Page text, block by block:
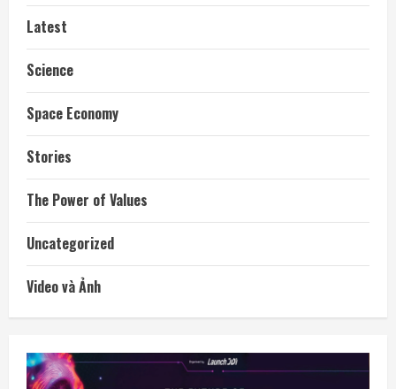
Latest
Science
Space Economy
Stories
The Power of Values
Uncategorized
Video và Ảnh